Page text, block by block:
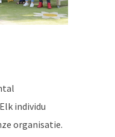
individu
organisatie.